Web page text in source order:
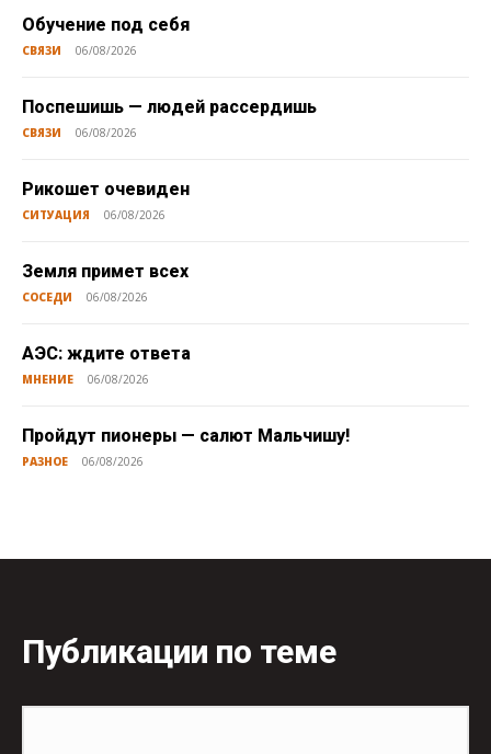
Обучение под себя
СВЯЗИ 06/08/2026
Поспешишь — людей рассердишь
СВЯЗИ 06/08/2026
Рикошет очевиден
СИТУАЦИЯ 06/08/2026
Земля примет всех
СОСЕДИ 06/08/2026
АЭС: ждите ответа
МНЕНИЕ 06/08/2026
Пройдут пионеры — салют Мальчишу!
РАЗНОЕ 06/08/2026
Публикации по теме